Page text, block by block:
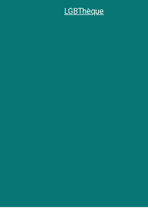
LGBThèque